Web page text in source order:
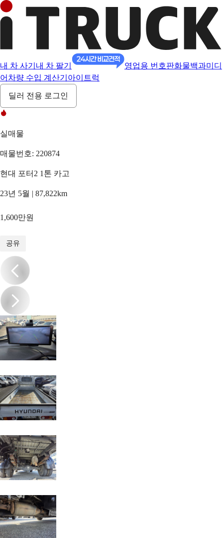
내 차 사기 내 차 팔기 영업용 번호판화물백과미디
어 차량 수입 계산기 아이트럭
딜러 전용 로그인
실매물
매물번호: 220874
현대 포터2 1톤 카고
23년 5월 | 87,822km
1,600만원
공유
/20